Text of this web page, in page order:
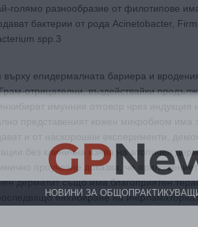
голямо разнообразие от филотипове
бактерии от рода Acinetobacter,
spp.3
епидермалната бариера и
отрицателни, въздействайки
имунния отговор чрез индукция
представеният кожен микробиом има
и от наскорошни експерименти,
без клинична изява на атопичен
проучване доказва, че
дерматит също има благоприятен
инхибиране на
GP
НОВИНИ ЗА
да виждате специализирано